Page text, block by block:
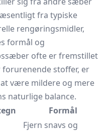
fra typiske
rengøringsmidler,
formål og
ofte er fremstillet
stoffer, er
være mildere og mere
naturlige balance.
Formål
Fjern snavs og